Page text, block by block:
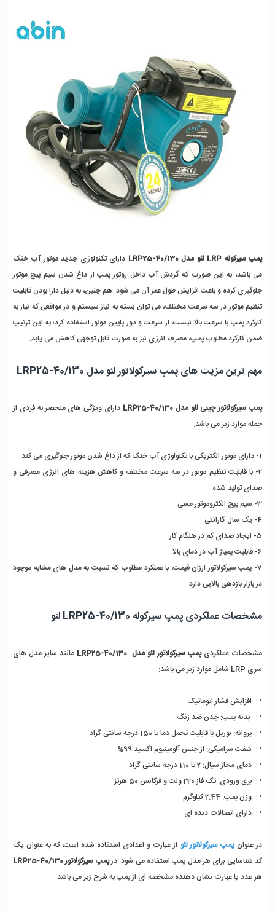
پمپ سیرکوله LRP لئو مدل LRP25-40/130
می باشد، به این صورت که گردش آب داخل روتور پمپ از داغ شدن سیم پیچ موتور
ضمن کارکرد مطلوب پمپ، مصرف انرژی نیز به صورت قابل توجهی کاهش می یابد.
مهم ترین مزیت های پمپ سیرکولاتور لئو مدل LRP25-40/130
پمپ سیرکولاتور چینی لئو مدل LRP25-40/130
دارای ویژگی های منحصر به فردی از
جمله موارد زیر می باشد:
1- دارای موتور الکتریکی با تکنولوژی آب خنک که از داغ شدن موتور جلوگیری می کند.
صدای تولید شده
3- سیم پیچ الکتروموتور مسی
4- یک سال گارانتی
5- ایجاد صدای کم در هنگام کار
6- قابلیت پمپاژ آب در دمای بالا
در بازار بازدهی بالایی دارد.
مشخصات عملکردی پمپ سیرکوله LRP25-40/130 لئو
مشخصات عملکردی پمپ سیرکولاتور لئو مدل  LRP25-40/130
سری LRP شامل موارد زیر می باشد:
•    افزایش فشار اتوماتیک
•     بدنه پمپ: چدن ضد زنگ
•    پروانه: نوریل با قابلیت تحمل دما تا 150 درجه سانتی گراد
•    شفت سرامیکی: از جنس آلومینیوم اکسید 99%
•    دمای مجاز سیال: 2 تا 110 درجه سانتی گراد
•    برق ورودی: تک فاز 220 ولت و فرکانس 50 هرتز
•    وزن پمپ: 2.44 کیلوگرم
•    دارای اتصالات دنده ای
در عنوان پمپ سیرکولاتور لئو
کد شناسایی برای هر مدل پمپ استفاده می شود. در پمپ سیرکولاتور LRP25-40/130
هر عدد یا عبارت نشان دهنده مشخصه ای از پمپ به شرح زیر می باشد: